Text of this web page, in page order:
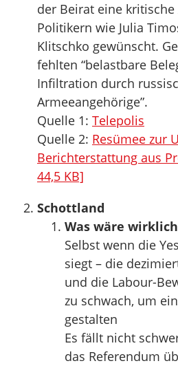
der Beirat eine kritische
Politikern wie Julia
Klitschko gewünscht.
fehlten “belastbare
Infiltration durch
Armeeangehörige”.
Quelle 1: Telepolis
Quelle 2: Resümee zur
Berichterstattung aus
44,5 KB]
Schottland
Was wäre
Selbst wenn die
siegt – die
und die Labour-
zu schwach, um
gestalten
Es fällt nicht
das Referendum